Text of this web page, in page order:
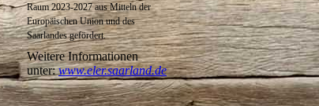
Raum 2023-2027 aus Mitteln der
Europäischen Union und des
Saarlandes gefördert.
Weitere Informationen
unter:www.eler.saarland.de